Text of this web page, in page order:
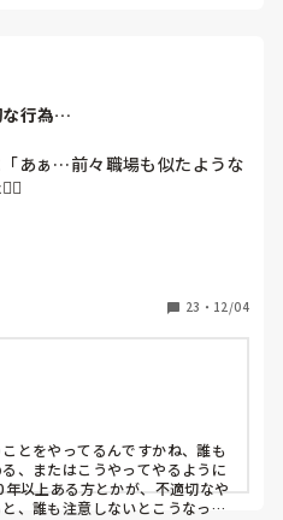
な行為…
あぁ…前々職場も似たような
に座らせ、離乳食を食べさせ
られ、泣きながら次々と入
くちゃ怒られ、飲み込むまで
中挟んだまま、夕方までその
の子だったが、私がたまたま
ない（トイレ行きたいと布団
と称して「気をつけ！礼！」
させる（それをせずにその場
戻して強要する）
23 ・ 12/04
とをやってるんですかね、誰も
、またはこうやってやるように
以上ある方とかが、不適切なや
、誰も注意しないとこうなって